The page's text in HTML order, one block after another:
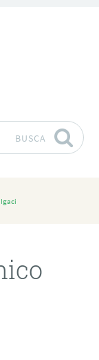
BUSCA